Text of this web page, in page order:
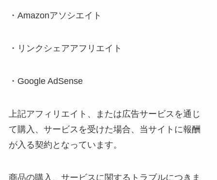
・Amazonアソシエイト
・リンクシェアアフリエイト
・Google AdSense
上記アフィリエイト、または広告サービスを通じ
て購入、サービスを受けた場合、当サイトに報酬
が入る契約となっています。
商品の購入、サービスに関するトラブルにつきま